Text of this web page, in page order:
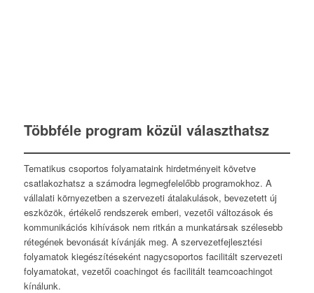
Többféle program közül választhatsz
Tematikus csoportos folyamataink hirdetményeit követve
csatlakozhatsz a számodra legmegfelelőbb programokhoz. A
vállalati környezetben a szervezeti átalakulások, bevezetett új
eszközök, értékelő rendszerek emberi, vezetői változások és
kommunikációs kihívások nem ritkán a munkatársak szélesebb
rétegének bevonását kívánják meg. A szervezetfejlesztési
folyamatok kiegészítéseként nagycsoportos facilitált szervezeti
folyamatokat, vezetői coachingot és facilitált teamcoachingot
kínálunk.